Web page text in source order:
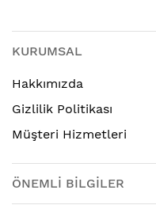
KURUMSAL
Hakkımızda
Gizlilik Politikası
Müşteri Hizmetleri
ÖNEMLİ BİLGİLER